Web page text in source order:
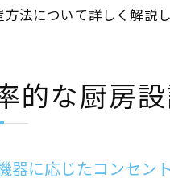
方法について詳しく解説
的な厨房
器に応じたコンセン